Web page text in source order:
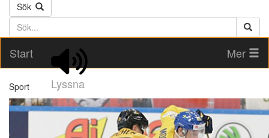
Sök
Söktext
Start
Lyssna
Mer
Sport